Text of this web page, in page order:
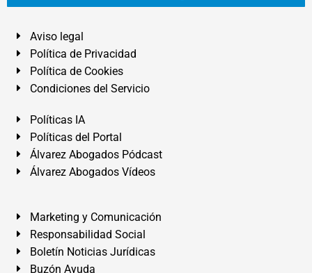
Aviso legal
Política de Privacidad
Política de Cookies
Condiciones del Servicio
Políticas IA
Políticas del Portal
Álvarez Abogados Pódcast
Álvarez Abogados Vídeos
Marketing y Comunicación
Responsabilidad Social
Boletín Noticias Jurídicas
Buzón Ayuda